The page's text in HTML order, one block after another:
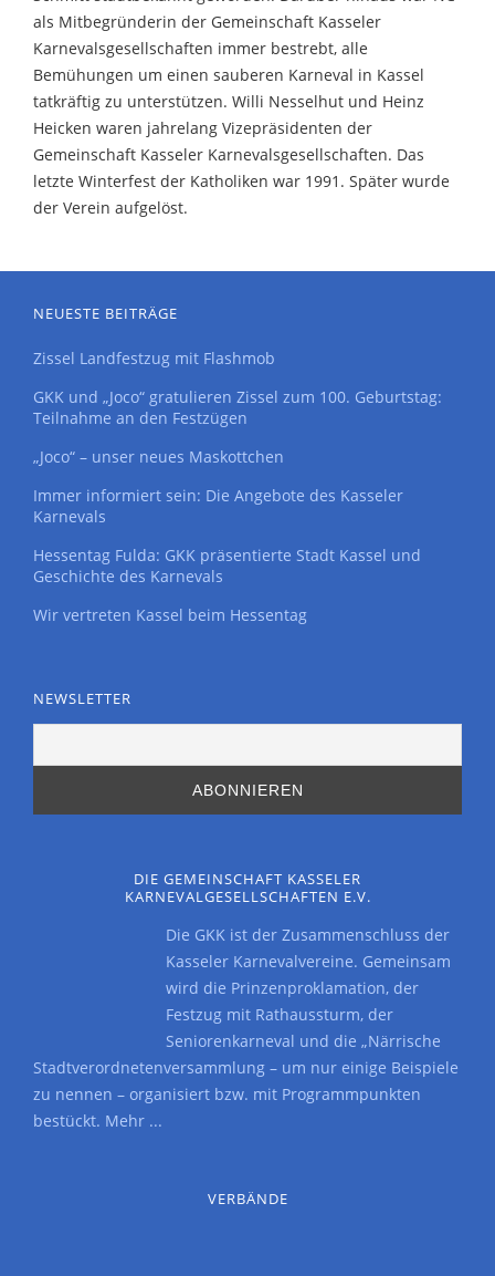
als Mitbegründerin der Gemeinschaft Kasseler
Karnevalsgesellschaften immer bestrebt, alle
Bemühungen um einen sauberen Karneval in Kassel
tatkräftig zu unterstützen. Willi Nesselhut und Heinz
Heicken waren jahrelang Vizepräsidenten der
Gemeinschaft Kasseler Karnevalsgesellschaften. Das
letzte Winterfest der Katholiken war 1991. Später wurde
der Verein aufgelöst.
NEUESTE BEITRÄGE
Zissel Landfestzug mit Flashmob
GKK und „Joco“ gratulieren Zissel zum 100. Geburtstag:
Teilnahme an den Festzügen
„Joco“ – unser neues Maskottchen
Immer informiert sein: Die Angebote des Kasseler
Karnevals
Hessentag Fulda: GKK präsentierte Stadt Kassel und
Geschichte des Karnevals
Wir vertreten Kassel beim Hessentag
NEWSLETTER
DIE GEMEINSCHAFT KASSELER
KARNEVALGESELLSCHAFTEN E.V.
Die GKK ist der Zusammenschluss der
Kasseler Karnevalvereine. Gemeinsam
wird die Prinzenproklamation, der
Festzug mit Rathaussturm, der
Seniorenkarneval und die „Närrische
Stadtverordnetenversammlung – um nur einige Beispiele
zu nennen – organisiert bzw. mit Programmpunkten
bestückt. Mehr ...
VERBÄNDE